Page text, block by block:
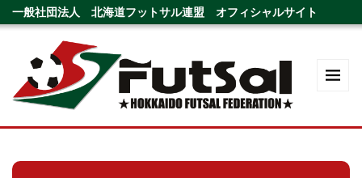
一般社団法人 北海道フットサル連盟 オフィシャルサイト